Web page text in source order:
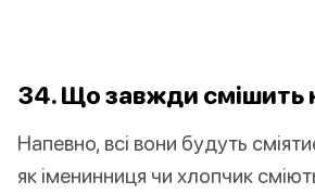
34. Що завжди смішить
Напевно, всі вони будуть
як іменинниця чи хлопчик